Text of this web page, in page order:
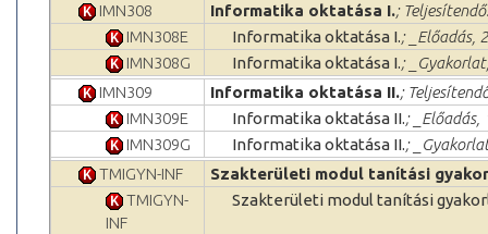
IMN308
Informatika oktatása I.;
IMN308E
Informatika oktatása I.; _Előadás,
IMN308G
Informatika oktatása I.;
IMN309
Informatika oktatása II.;
IMN309E
Informatika oktatása II.; _Előadás,
IMN309G
Informatika oktatása II.;
TMIGYN-INF
Szakterületi modul tanítási
TMIGYN-
INF
Szakterületi modul tanítási